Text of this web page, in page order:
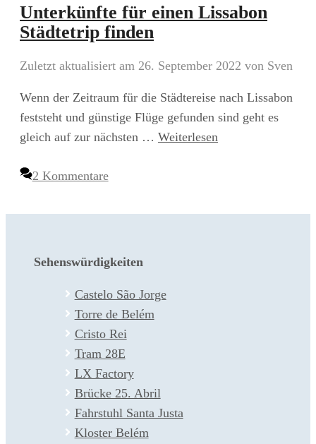
Unterkünfte für einen Lissabon
Städtetrip finden
Zuletzt aktualisiert am 26. September 2022 von Sven
Wenn der Zeitraum für die Städtereise nach Lissabon
feststeht und günstige Flüge gefunden sind geht es
gleich auf zur nächsten … Weiterlesen
2 Kommentare
Sehenswürdigkeiten
Castelo São Jorge
Torre de Belém
Cristo Rei
Tram 28E
LX Factory
Brücke 25. Abril
Fahrstuhl Santa Justa
Kloster Belém